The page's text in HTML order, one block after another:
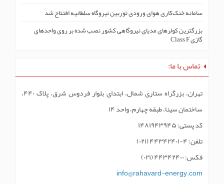
سامانه خنک‌کاری هوای ورودی توربین نیروگاه سلطانیه افتتاح شد
بزرگترین کولرهای مدیای نیروگاهی کشور نصب شده بر روی واحدهای
گازی Class F
تماس با ما:
تهران، بزرگراه ستاری شمال، ابتدای بلوار فردوس شرق، پلاک ۴۴۰،
ساختمان سینا، طبقه چهارم، واحد ۱۴
کد پستی: ۱۴۸۱۹۴۳۹۴۵
تلفن: ۴-۴۴۳۴۲۴۰۱ (۰۲۱)
فکس: ۴۴۳۴۲۴۰۰ (۰۲۱)
info@rahavard-energy.com